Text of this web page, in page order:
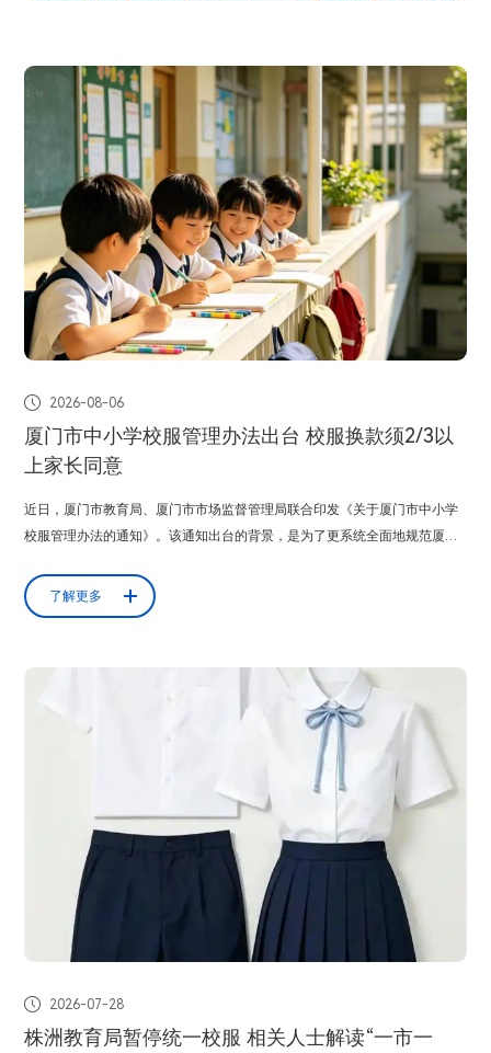
 2026-08-06
厦门市中小学校服管理办法出台 校服换款须2/3以
上家长同意
近日，厦门市教育局、厦门市市场监督管理局联合印发《关于厦门市中小学
校服管理办法的通知》。该通知出台的背景，是为了更系统全面地规范厦门
工作，提高可操作性，切实保障广大学生及家长的合法权益。 换款须采购
年级2/3以上家长同意在校服选用需求方面，校服采购每3年一个时段（即小
了解更多
 2026-07-28
株洲教育局暂停统一校服 相关人士解读“一市一